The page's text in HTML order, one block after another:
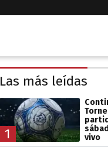
Las más leídas
1
vivo